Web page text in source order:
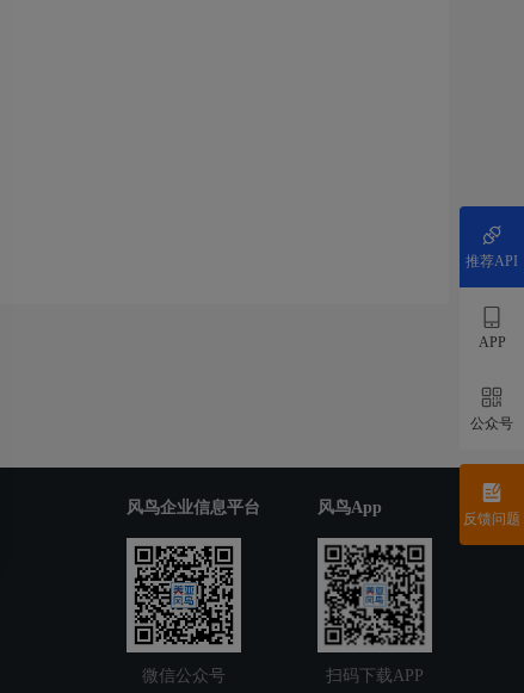
风鸟企业信息平台
微信公众号
风鸟App
扫码下载APP
推荐API
APP
公众号
反馈问题